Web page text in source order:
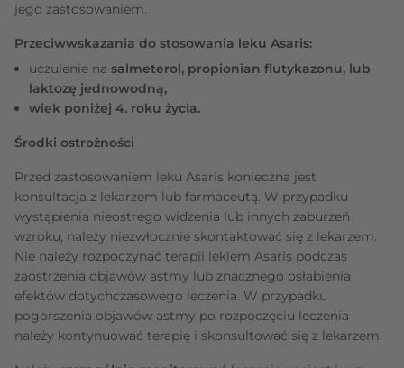
jego zastosowaniem.
Przeciwwskazania do stosowania leku Asaris:
uczulenie na salmeterol, propionian flutykazonu, lub
laktozę jednowodną,
wiek poniżej 4. roku życia.
Środki ostrożności
Przed zastosowaniem leku Asaris konieczna jest
konsultacja z lekarzem lub farmaceutą. W przypadku
wystąpienia nieostrego widzenia lub innych zaburzeń
wzroku, należy niezwłocznie skontaktować się z lekarzem.
Nie należy rozpoczynać terapii lekiem Asaris podczas
zaostrzenia objawów astmy lub znacznego osłabienia
efektów dotychczasowego leczenia. W przypadku
pogorszenia objawów astmy po rozpoczęciu leczenia
należy kontynuować terapię i skonsultować się z lekarzem.